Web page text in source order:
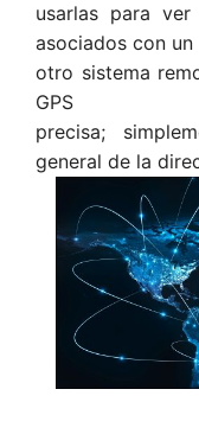
usarlas para
asociados con
otro sistema
GPS
precisa;
general de la